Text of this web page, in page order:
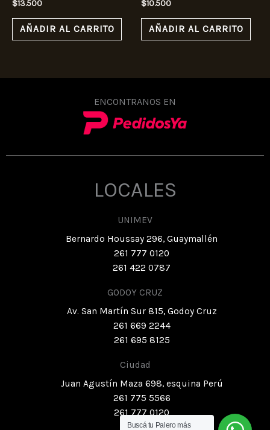
$13.500
AÑADIR AL CARRITO
$10.500
AÑADIR AL CARRITO
ENCONTRANOS EN
LOCALES
UNIMEV
Bernardo Houssay 296, Guaymallén
261 777 0120
261 422 0787
GODOY CRUZ
Av. San Martín Sur 815, Godoy Cruz
261 669 2244
261 695 8125
Ciudad
Juan Agustín Maza 698, esquina Perú
261 775 5566
261 777 0120
Buscá tu Palero más